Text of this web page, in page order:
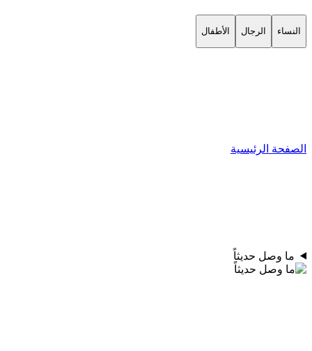
النساء الرجال الأطفال
الصفحة الرئيسية
ما وصل حديثاً